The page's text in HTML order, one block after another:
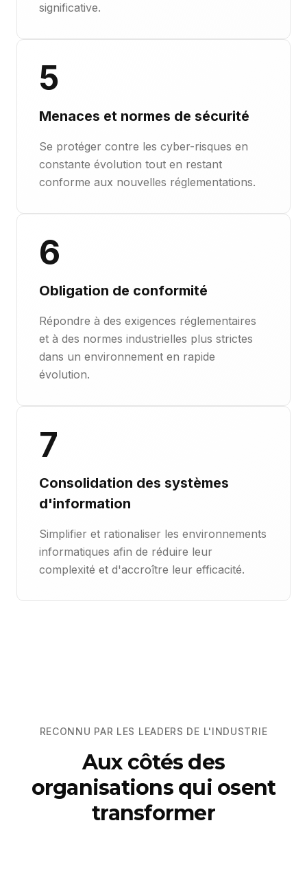
significative.
5
Menaces et normes de sécurité
Se protéger contre les cyber-risques en
constante évolution tout en restant
conforme aux nouvelles réglementations.
6
Obligation de conformité
Répondre à des exigences réglementaires
et à des normes industrielles plus strictes
dans un environnement en rapide
évolution.
7
Consolidation des systèmes
d'information
Simplifier et rationaliser les environnements
informatiques afin de réduire leur
complexité et d'accroître leur efficacité.
RECONNU PAR LES LEADERS DE L'INDUSTRIE
Aux côtés des
organisations qui osent
transformer